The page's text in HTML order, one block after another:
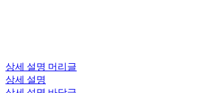
상세 설명 머리글
상세 설명